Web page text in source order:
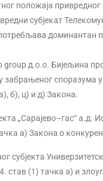
положаја привредног
субјекат
доминантан
group д.о.о. Бијељина
забрањеног споразума
б), ц) и д) Закона.
„Сарајево–гас“ а.д.
а) Закона о
субјекта
став (1) тачка а) и